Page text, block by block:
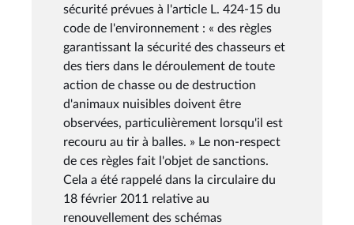
sécurité prévues à l'article L. 424-15 du
code de l'environnement : « des règles
garantissant la sécurité des chasseurs et
des tiers dans le déroulement de toute
action de chasse ou de destruction
d'animaux nuisibles doivent être
observées, particulièrement lorsqu'il est
recouru au tir à balles. » Le non-respect
de ces règles fait l'objet de sanctions.
Cela a été rappelé dans la circulaire du
18 février 2011 relative au
renouvellement des schémas